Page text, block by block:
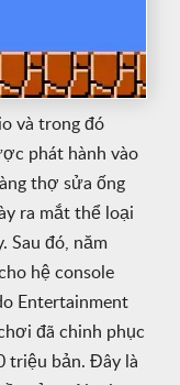
và trong đó
phát hành vào
thợ sửa ống
ra mắt thể loại
Sau đó, năm
hệ console
Entertainment
đã chinh phục
triệu bản. Đây là